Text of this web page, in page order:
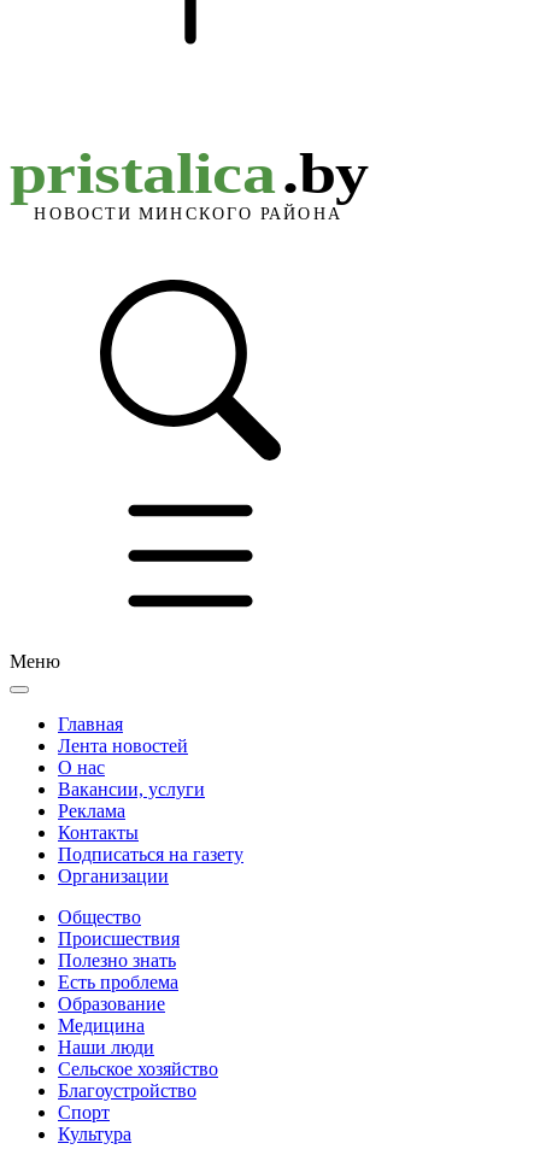
Меню
Главная
Лента новостей
О нас
Вакансии, услуги
Реклама
Контакты
Подписаться на газету
Организации
Общество
Происшествия
Полезно знать
Есть проблема
Образование
Медицина
Наши люди
Сельское хозяйство
Благоустройство
Спорт
Культура